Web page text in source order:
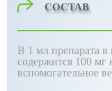
СОСТАВ
В 1 мл препарата в
содержится 100 мг
вспомогательное